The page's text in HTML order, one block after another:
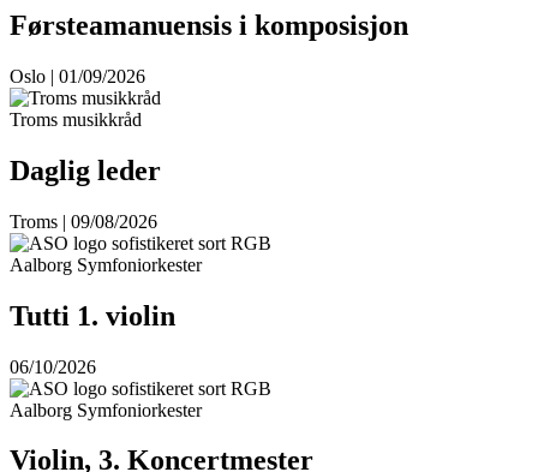
Førsteamanuensis i komposisjon
Oslo | 01/09/2026
Troms musikkråd
Daglig leder
Troms | 09/08/2026
Aalborg Symfoniorkester
Tutti 1. violin
06/10/2026
Aalborg Symfoniorkester
Violin, 3. Koncertmester